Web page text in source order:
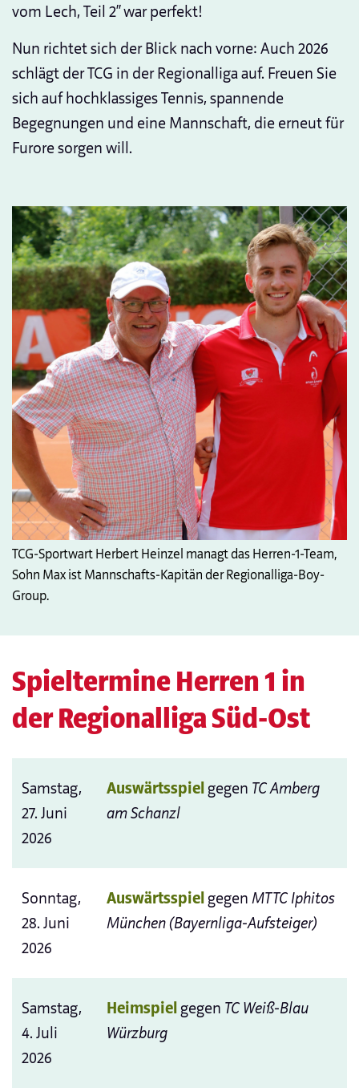
vom Lech, Teil 2“ war perfekt!
Nun richtet sich der Blick nach vorne: Auch 2026
schlägt der TCG in der Regionalliga auf. Freuen Sie
sich auf hochklassiges Tennis, spannende
Begegnungen und eine Mannschaft, die erneut für
Furore sorgen will.
TCG-Sportwart Herbert Heinzel managt das Herren-1-Team,
Sohn Max ist Mannschafts-Kapitän der Regionalliga-Boy-
Group.
Spieltermine Herren 1 in
der Regionalliga Süd-Ost
Samstag,
27. Juni
2026
Auswärtsspiel gegen TC Amberg
am Schanzl
Sonntag,
28. Juni
2026
Auswärtsspiel gegen MTTC Iphitos
München (Bayernliga-Aufsteiger)
Samstag,
4. Juli
2026
Heimspiel gegen TC Weiß-Blau
Würzburg